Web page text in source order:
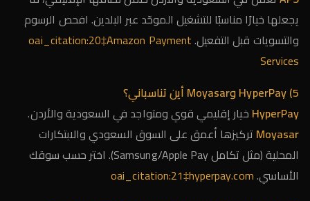
يجعلها خيارًا مناسبًا للتشغيل الموحّد عبر البلدين. افحص الرسوم
والتسويات قبل التفعيل.oai_citation:20‡Amazon Payment
Services
5) HyperPay وMoyasar أين تناسباني؟
HyperPay خيار إقليمي قوي ومتواجد في السعودية والأردن.
Moyasar تركيزها أعمق على السوق السعودي والابتكارات
المحلية (مثل تكامل Samsung/Apple Pay). اختر حسب سوقك
الأساسي.oai_citation:21‡hyperpay.com